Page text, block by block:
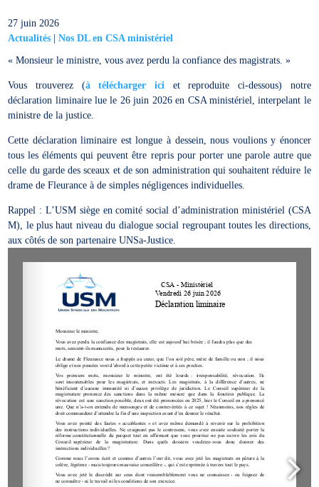
27 juin 2026
Actualités |Nos DL en CSA ministériel
« Monsieur le ministre, vous avez perdu la confiance des magistrats. »
Vous trouverez (à télécharger ici et reproduite ci-dessous) notre
déclaration liminaire lue le 26 juin 2026 en CSA ministériel, interpelant le
ministre de la justice.
Cette déclaration liminaire est longue à dessein, nous voulions y énoncer
tous les éléments qui peuvent être repris pour porter une parole autre que
celle du garde des sceaux et de son administration qui souhaitent réduire le
drame de Fleurance à de simples négligences individuelles.
Rappel : L’USM siège en comité social d’administration ministériel (CSA
M), le plus haut niveau du dialogue social regroupant toutes les directions,
aux côtés de son partenaire UNSa-Justice.